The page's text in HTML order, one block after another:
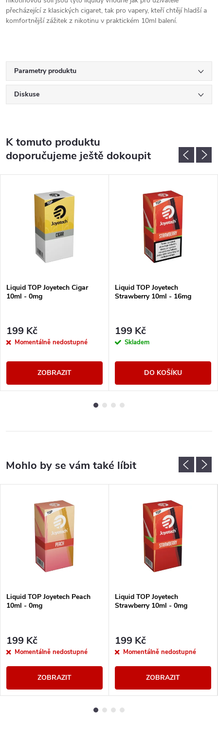
přecházející z klasických cigaret, tak pro vapery, kteří chtějí hladší a
komfortnější zážitek z nikotinu v praktickém 10ml balení.
Parametry produktu
Diskuse
K tomuto produktu
doporučujeme ještě dokoupit
Liquid TOP Joyetech Cigar
10ml - 0mg
199 Kč
Momentálně nedostupné
ZOBRAZIT
Liquid TOP Joyetech
Strawberry 10ml - 16mg
199 Kč
Skladem
DO KOŠÍKU
Liquid TOP Joyetech Peach
10ml - 0mg
199 Kč
Momentálně nedostupné
ZOBRAZIT
Liquid TOP Joyetech
Strawberry 10ml - 0mg
199 Kč
Momentálně nedostupné
ZOBRAZIT